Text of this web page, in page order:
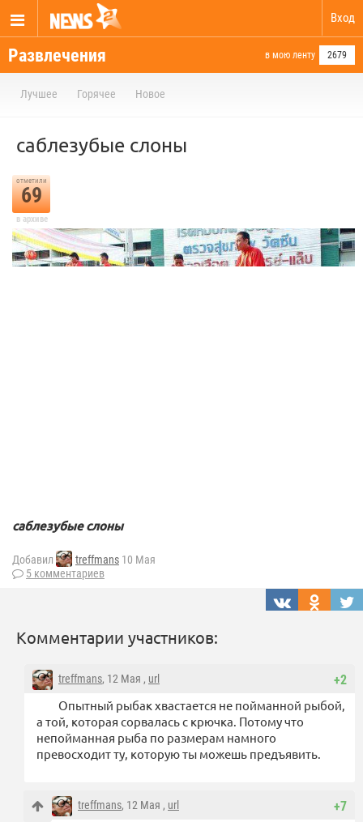
Вход
Развлечения в мою ленту 2679
Лучшее Горячее Новое
саблезубые слоны
отметили
69
в архиве
саблезубые слоны
Добавил treffmans 10 Мая
5 комментариев
Комментарии участников:
+2
treffmans, 12 Мая , url
Опытный рыбак хвастается не пойманной рыбой,
а той, которая сорвалась с крючка. Потому что
непойманная рыба по размерам намного
превосходит ту, которую ты можешь предъявить.
+7
treffmans, 12 Мая , url